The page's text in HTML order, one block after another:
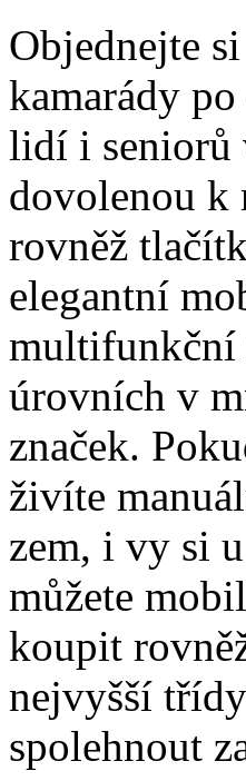
Objednejte
kamarády
lidí i seniorů
dovolenou k
rovněž
elegantní
multifunkční
úrovních v
značek.
živíte
zem, i vy si
můžete
koupit
nejvyšší
spolehnout